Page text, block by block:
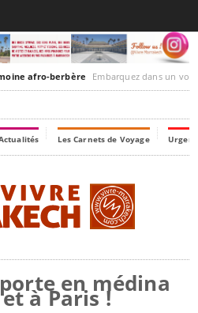
afro-berbère Embarquez dans un voyage culturel dans le
Les Carnets de Voyage
en médina
à Paris !